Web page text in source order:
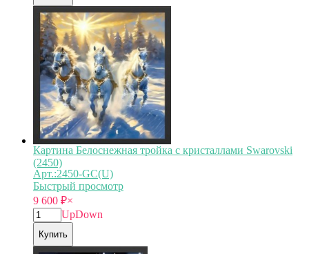
Картина Белоснежная тройка с кристаллами Swarovski
(2450)
Арт.:2450-GC(U)
Быстрый просмотр
9 600 ₽×
UpDown
Купить